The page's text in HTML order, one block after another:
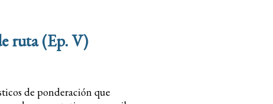
ruta (Ep. V)
de ponderación que